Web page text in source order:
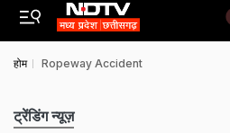
होम Ropeway Accident
ट्रेंडिंग न्यूज़